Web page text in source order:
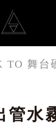
TO 舞台
管水